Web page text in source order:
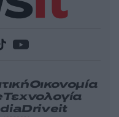
Οικονομία
Τεχνολογία
Driveit